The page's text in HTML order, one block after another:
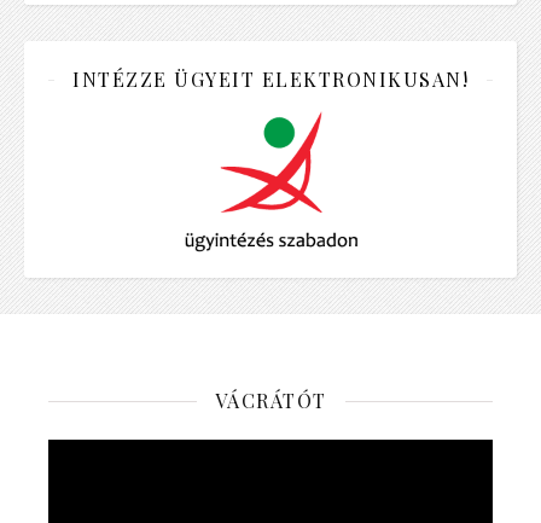
INTÉZZE ÜGYEIT ELEKTRONIKUSAN!
VÁCRÁTÓT